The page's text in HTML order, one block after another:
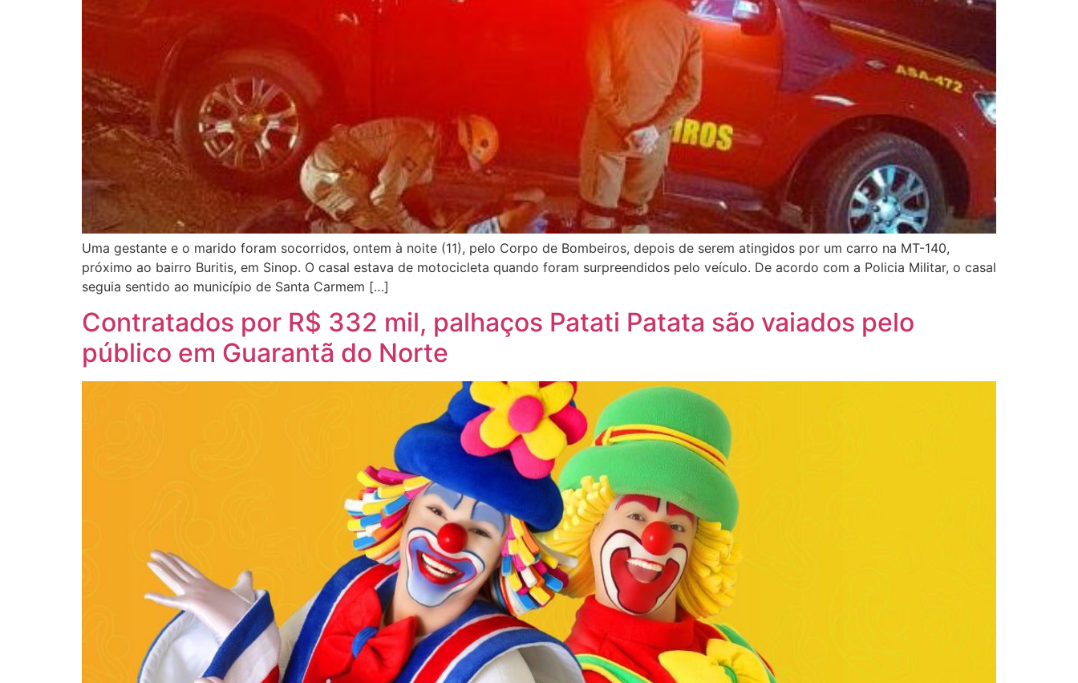
Uma gestante e o marido foram socorridos, ontem à noite (11), pelo Corpo de Bombeiros, depois de serem atingidos por um carro na MT-140,
próximo ao bairro Buritis, em Sinop. O casal estava de motocicleta quando foram surpreendidos pelo veículo. De acordo com a Policia Militar, o casal
seguia sentido ao município de Santa Carmem […]
Contratados por R$ 332 mil, palhaços Patati Patata são vaiados pelo
público em Guarantã do Norte